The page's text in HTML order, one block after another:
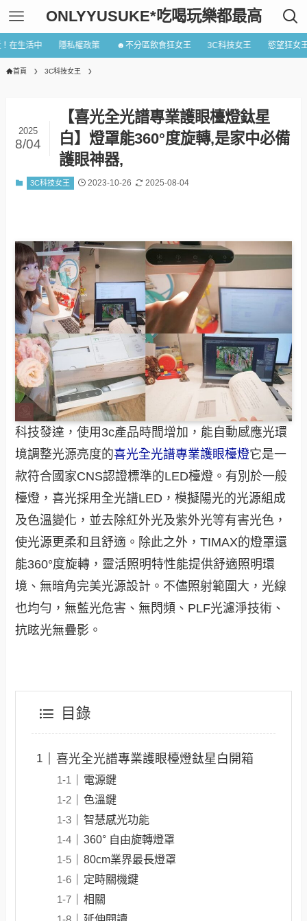
ONLYYUSUKE*吃喝玩樂都最高
在生活中 隱私權政策 ☻不分區飲食狂女王 3C科技女王 慾望狂女
首頁 3C科技女王
【喜光全光譜專業護眼檯燈鈦星
白】燈罩能360°度旋轉,是家中必備
護眼神器,
2025
8/04
3C科技女王 2023-10-26 2025-08-04
科技發達，使用3c產品時間增加，能自動感應光環
境調整光源亮度的喜光全光譜專業護眼檯燈它是一
款符合國家CNS認證標準的LED檯燈。有別於一般
檯燈，喜光採用全光譜LED，模擬陽光的光源組成
及色溫變化，並去除紅外光及紫外光等有害光色，
使光源更柔和且舒適。除此之外，TIMAX的燈罩還
能360°度旋轉，靈活照明特性能提供舒適照明環
境、無暗角完美光源設計。不儘照射範圍大，光線
也均勻，無藍光危害、無閃頻、PLF光濾淨技術、
抗眩光無疊影。
目錄
喜光全光譜專業護眼檯燈鈦星白開箱
電源鍵
色溫鍵
智慧感光功能
360° 自由旋轉燈罩
80cm業界最長燈罩
定時關機鍵
相關